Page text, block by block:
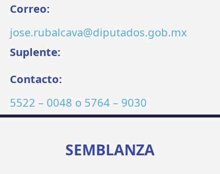
Correo:
jose.rubalcava@diputados.gob.mx
Suplente:
Contacto:
5522 – 0048 o 5764 – 9030
SEMBLANZA